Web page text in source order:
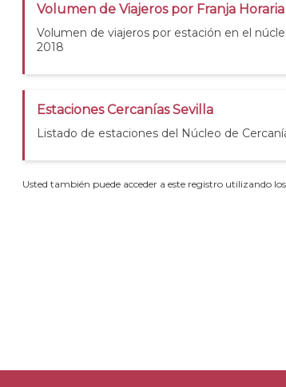
Volumen de Viajeros por Franja Horaria
Volumen de viajeros por estación en el
2018
Estaciones Cercanías Sevilla
Listado de estaciones del Núcleo de
Usted también puede acceder a este registro utilizando los